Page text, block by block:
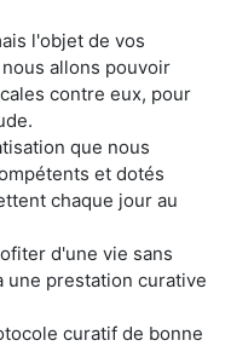
l'objet de vos
allons pouvoir
contre eux, pour
que nous
et dotés
chaque jour au
d'une vie sans
une prestation curative
curatif de bonne